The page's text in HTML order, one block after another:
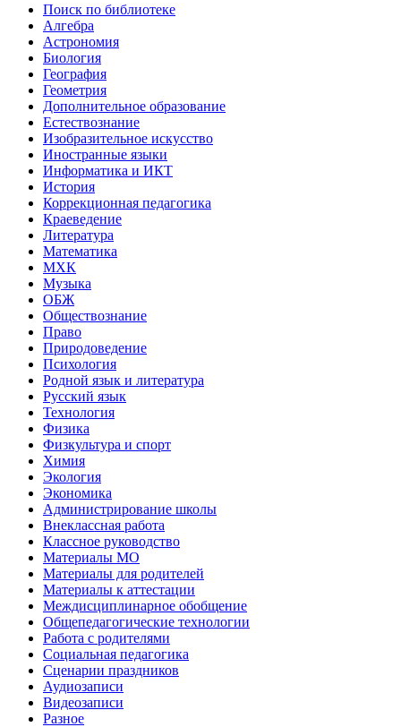
Поиск по библиотеке
Алгебра
Астрономия
Биология
География
Геометрия
Дополнительное образование
Естествознание
Изобразительное искусство
Иностранные языки
Информатика и ИКТ
История
Коррекционная педагогика
Краеведение
Литература
Математика
МХК
Музыка
ОБЖ
Обществознание
Право
Природоведение
Психология
Родной язык и литература
Русский язык
Технология
Физика
Физкультура и спорт
Химия
Экология
Экономика
Администрирование школы
Внеклассная работа
Классное руководство
Материалы МО
Материалы для родителей
Материалы к аттестации
Междисциплинарное обобщение
Общепедагогические технологии
Работа с родителями
Социальная педагогика
Сценарии праздников
Аудиозаписи
Видеозаписи
Разное